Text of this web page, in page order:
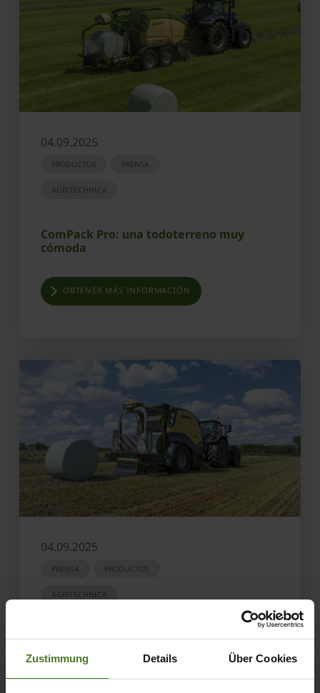
Zustimmung Details Über Cookies
04.09.2025
PRODUCTOS PRENSA
AGRITECHNICA
ComPack Pro: una todoterreno muy
cómoda
OBTENER MÁS INFORMACIÓN
04.09.2025
PRENSA PRODUCTOS
AGRITECHNICA
CombiPack HDP: empacado y enrollado al
más alto nivel